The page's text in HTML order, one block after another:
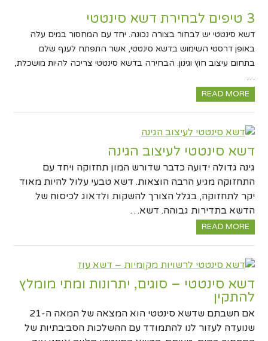
3 טיפים לבחירת דשא סינטטי
דשא סינטטי יש לבחור בצורה נכונה. יחד עם המחסור במים עלה
באופן דרסטי השימוש בדשא סינטטי, אשר התפתח לענף שלם
בתחום עיצוב חוץ וגינון. הבחירה בדשא סינטטי צריכה להיות מושכלת,
…
READ MORE
דשא סינטטי לעיצוב הגינה
גינה גדולה ידועה כדבר שדורש המון תחזוקה ויחד עם
התחזוקה מגיע הרבה הוצאות. דשא טבעי עלול להיות מאוד
יקר לתחזוקה, בגלל הצורך להשקות ולדאוג לכיסוח של
הדשא בתדירות גבוהה. דשא…
READ MORE
דשא סינטטי – סוגים, יתרונות ומתי מומלץ
להתקין
אם חשבתם שדשא סינטטי הוא המצאה של המאה ה-21
שנועדה לעזור לנו להתמודד עם ההשלכות הסביבתיות של